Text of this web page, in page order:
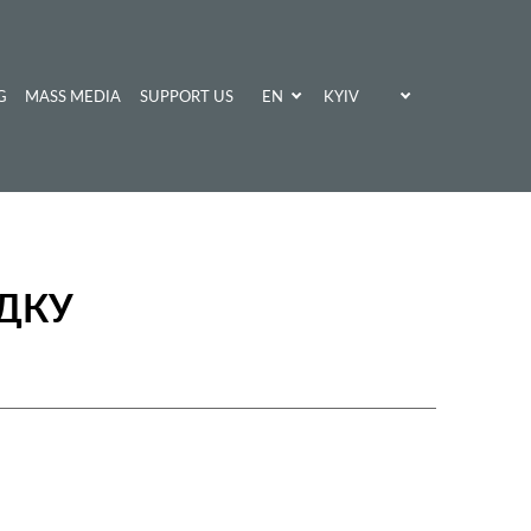
MASS MEDIA
SUPPORT US
EN
KYIV